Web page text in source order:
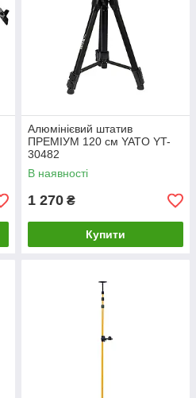
Алюмінієвий штатив
ПРЕМІУМ 120 см YATO YT-
30482
В наявності
1 270 ₴
Купити